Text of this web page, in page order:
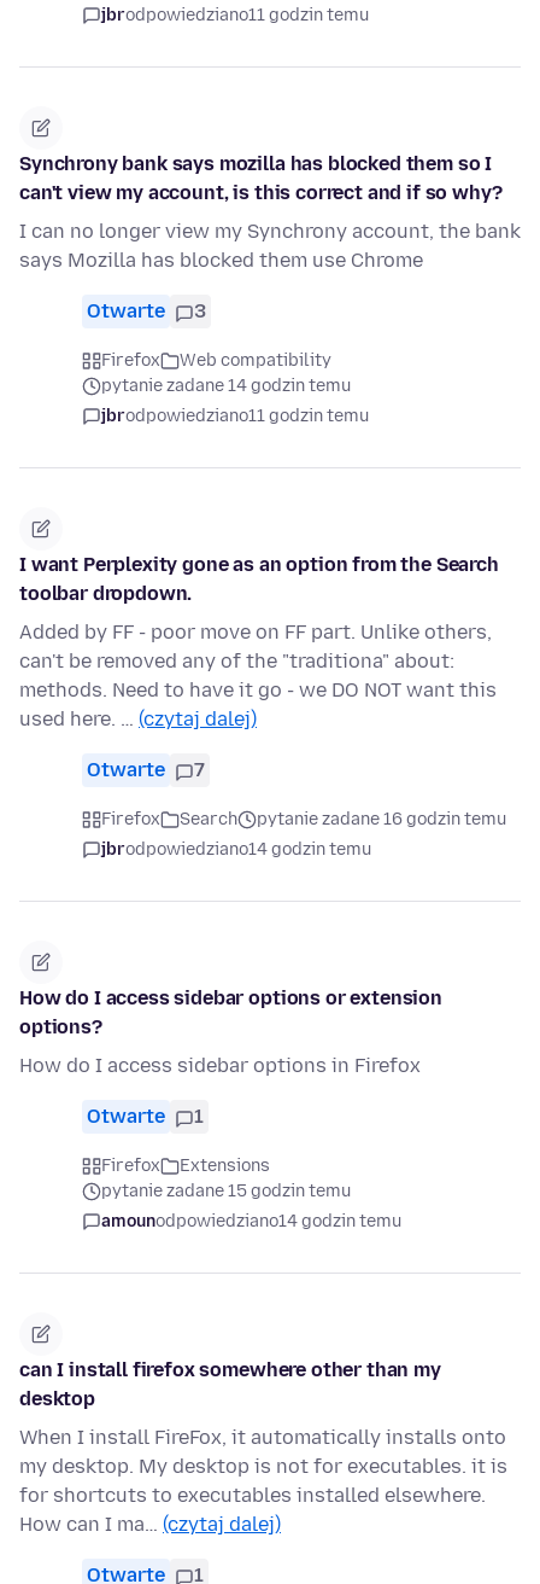
jbrodpowiedziano11 godzin temu
Synchrony bank says mozilla has blocked them so I
can't view my account, is this correct and if so why?
I can no longer view my Synchrony account, the bank
says Mozilla has blocked them use Chrome
Otwarte 3
Firefox
Web compatibility
pytanie zadane 14 godzin temu
jbrodpowiedziano11 godzin temu
I want Perplexity gone as an option from the Search
toolbar dropdown.
Added by FF - poor move on FF part. Unlike others,
can't be removed any of the "traditiona" about:
methods. Need to have it go - we DO NOT want this
used here. … (czytaj dalej)
Otwarte 7
Firefox Search
pytanie zadane 16 godzin temu
jbrodpowiedziano14 godzin temu
How do I access sidebar options or extension
options?
How do I access sidebar options in Firefox
Otwarte 1
Firefox
Extensions
pytanie zadane 15 godzin temu
amounodpowiedziano14 godzin temu
can I install firefox somewhere other than my
desktop
When I install FireFox, it automatically installs onto
my desktop. My desktop is not for executables. it is
for shortcuts to executables installed elsewhere.
How can I ma… (czytaj dalej)
Otwarte 1